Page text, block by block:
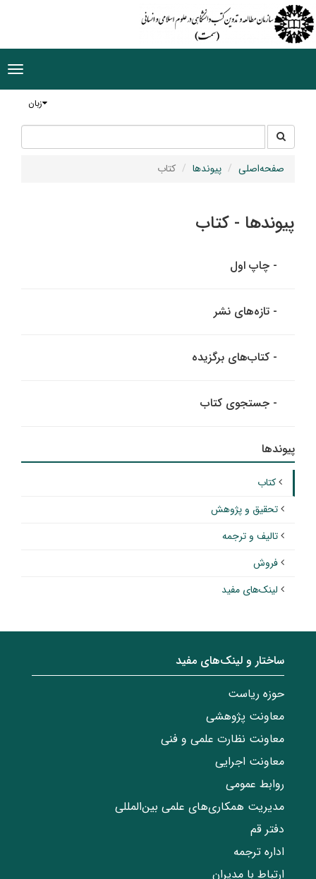
زبان
جستجو
در
سایت
صفحه‌اصلی پیوندها کتاب
پیوندها - کتاب
- چاپ اول
- تازه‌های نشر
- کتاب‌های برگزیده
- جستجوی کتاب
پیوندها
کتاب
تحقیق و پژوهش
تالیف و ترجمه
فروش
لینک‌های مفید
ساختار‌‌ و‌‌ لینک‌های مفید
حوزه ریاست
معاونت پژوهشی
معاونت نظارت علمی و فنی
معاونت اجرایی
روابط عمومی
مدیریت همکاری‌های علمی بین‌المللی
دفتر قم
اداره ترجمه
ارتباط با مدیران